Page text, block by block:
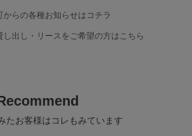
らの各種お知らせはコチラ
出し・リースをご希望の方はこちら
たお客様はコレもみています